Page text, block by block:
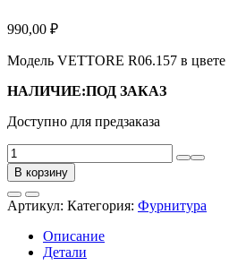
990,00 ₽
Модель VЕTTORE R06.157 в
НАЛИЧИЕ:ПОД ЗАКАЗ
Доступно для предзаказа
Количество
товара
Ручка
Vettore
R06.157
SN/CP
В корзину
Артикул: Категория: Фурнитура
Описание
Детали